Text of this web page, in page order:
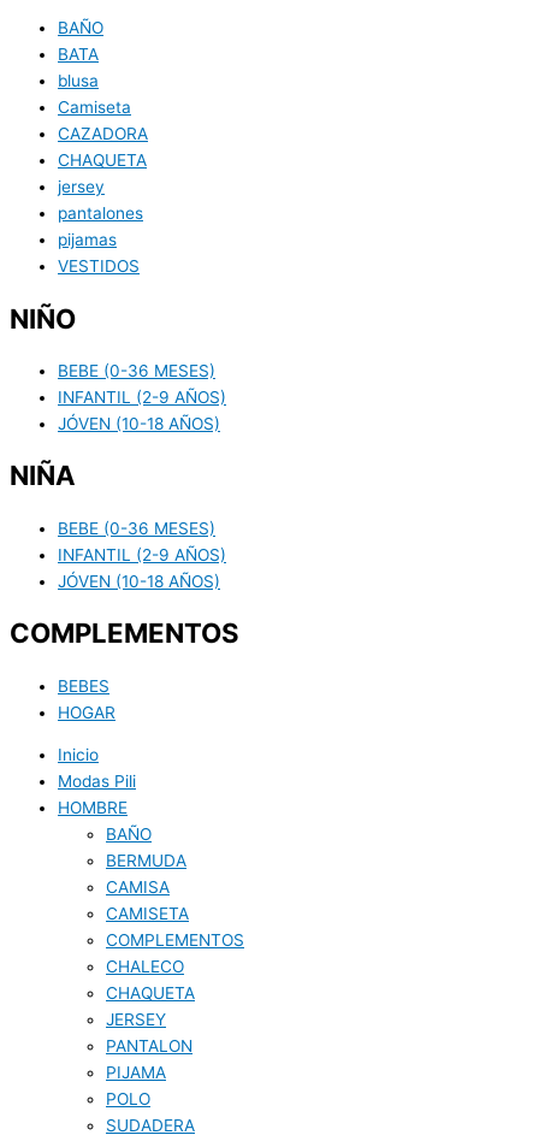
BAÑO
BATA
blusa
Camiseta
CAZADORA
CHAQUETA
jersey
pantalones
pijamas
VESTIDOS
NIÑO
BEBE (0-36 MESES)
INFANTIL (2-9 AÑOS)
JÓVEN (10-18 AÑOS)
NIÑA
BEBE (0-36 MESES)
INFANTIL (2-9 AÑOS)
JÓVEN (10-18 AÑOS)
COMPLEMENTOS
BEBES
HOGAR
Inicio
Modas Pili
HOMBRE
BAÑO
BERMUDA
CAMISA
CAMISETA
COMPLEMENTOS
CHALECO
CHAQUETA
JERSEY
PANTALON
PIJAMA
POLO
SUDADERA